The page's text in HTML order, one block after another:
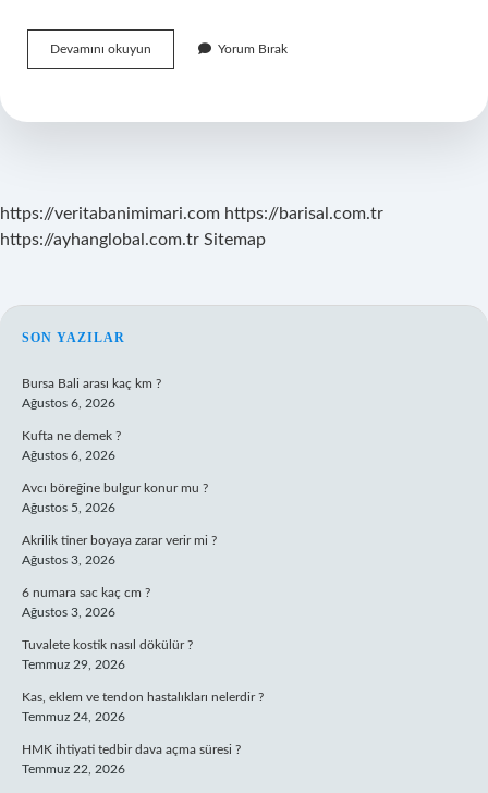
Devamını okuyun
Gazideki
Demek
Yorum Bırak
https://veritabanimimari.com https://barisal.com.tr
https://ayhanglobal.com.tr Sitemap
SIDEBAR
SON YAZILAR
Bursa Bali arası kaç km ?
Ağustos 6, 2026
Kufta ne demek ?
Ağustos 6, 2026
Avcı böreğine bulgur konur mu ?
Ağustos 5, 2026
Akrilik tiner boyaya zarar verir mi ?
Ağustos 3, 2026
6 numara sac kaç cm ?
Ağustos 3, 2026
Tuvalete kostik nasıl dökülür ?
Temmuz 29, 2026
Kas, eklem ve tendon hastalıkları nelerdir ?
Temmuz 24, 2026
HMK ihtiyati tedbir dava açma süresi ?
Temmuz 22, 2026